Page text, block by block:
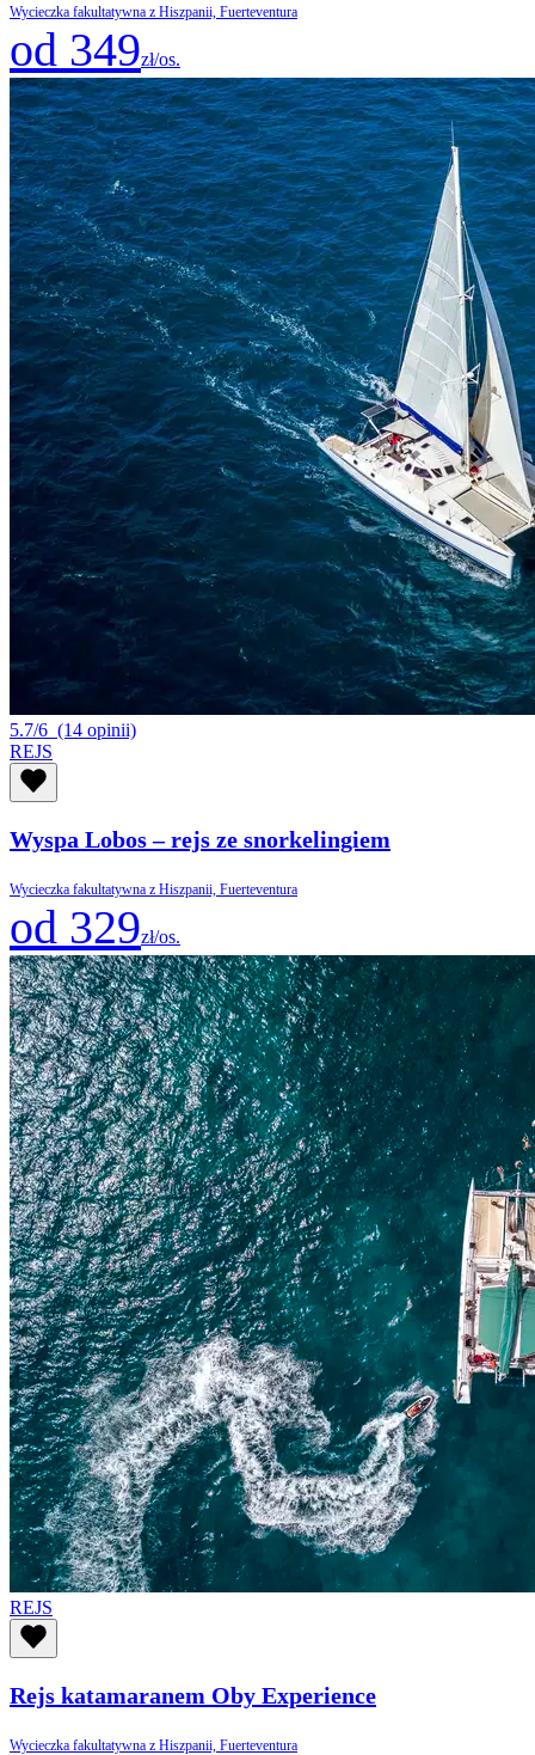
Wycieczka fakultatywna z Hiszpanii, Fuerteventura
od 349zł/os.
5.7/6 (14 opinii)
REJS
Wyspa Lobos – rejs ze snorkelingiem
Wycieczka fakultatywna z Hiszpanii, Fuerteventura
od 329zł/os.
REJS
Rejs katamaranem Oby Experience
Wycieczka fakultatywna z Hiszpanii, Fuerteventura